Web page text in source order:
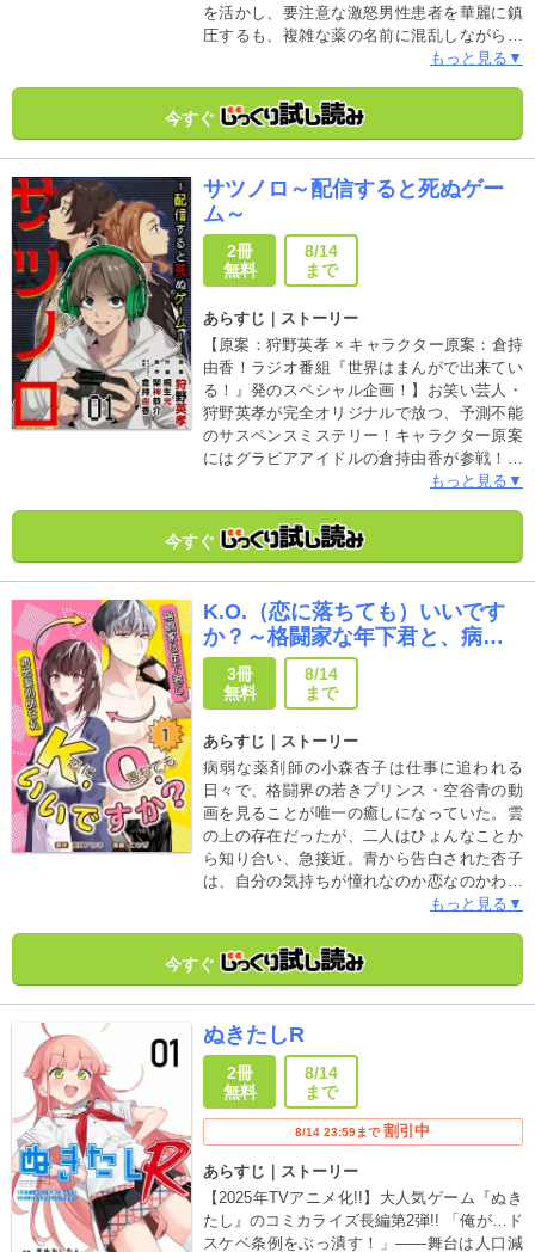
を活かし、要注意な激怒男性患者を華麗に鎮
圧するも、複雑な薬の名前に混乱しながらど
うにか必死に応じる滑り出しとなる。思った
方、初対面で優しそうな薬局長・天城が心の
オアシスとなりそうだったが、彼には二つの
局長との薬局を舞台としたハートフルラブコ
メ、始まります！
もっと見る▼
今すぐ
サツノロ～配信すると死ぬゲー
ム～
2冊
無料
8/14
まで
あらすじ｜ストーリー
【原案：狩野英孝 × キャラクター原案：倉持
由香！ラジオ番組『世界はまんがで出来てい
る！』発のスペシャル企画！】お笑い芸人・
狩野英孝が完全オリジナルで放つ、予測不能
のサスペンスミステリー！キャラクター原案
にはグラビアアイドルの倉持由香が参戦！親
友の死体の隣で、呪われたゲームを実況せよ
衝撃のサスペンスミステリー！うだつの上が
らない俳優だった若色涼太は 、登録者数40万
し、彼には絶対に知られてはならない秘密が
あった 。実際のゲームプレイは、中学時代の
友人である庵藤圭司が身代わりとして行って
いたのだ 。順調に思えた二人三脚の配信生活
だったが、ある日、これまで文句ひとつ言わ
なかった庵藤が突如として「秘密をすべて暴
露する」と言い出す 。激しい口論の末に涼太
が部屋を飛び出し 、しばらくして戻ってくる
と……なんと庵藤はすでに息絶えていた 。自
分が親友を追い詰めてしまったのだとパニッ
クに陥った若色は 、マネージャーの古賀から
の電話に「友達を殺した」と告白してしまう
。しかし、古賀から返ってきたのは予想だに
しない言葉だった 。逃げ道を塞がれた若色
は、親友の死体が転がる部屋で、いわくつき
の「配信すると死ぬゲーム」の実況配信を始
めることになり…… 。
もっと見る▼
今すぐ
K.O.（恋に落ちても）いいです
か？～格闘家な年下君と、病弱
薬剤師な私～
3冊
無料
8/14
まで
あらすじ｜ストーリー
病弱な薬剤師の小森杏子は仕事に追われる
日々で、格闘界の若きプリンス・空谷青の動
画を見ることが唯一の癒しになっていた。雲
の上の存在だったが、二人はひょんなことか
ら知り合い、急接近。青から告白された杏子
は、自分の気持ちが憧れなのか恋なのかわか
らず返事を保留に。「タイトル戦に勝ったら
戦の直前、青は過酷な減量中に倒れてしま
う。動揺した杏子は不注意から事故に遭い、
青。元に戻る方法を模索しながらドキドキの
同居生活がスタートするが―!?
もっと見る▼
今すぐ
ぬきたしR
2冊
無料
8/14
まで
8/14 23:59まで 割引中
あらすじ｜ストーリー
【2025年TVアニメ化!!】大人気ゲーム『ぬき
たし』のコミカライズ長編第2弾!! 「俺が…ド
スケベ条例をぶっ潰す！」――舞台は人口減